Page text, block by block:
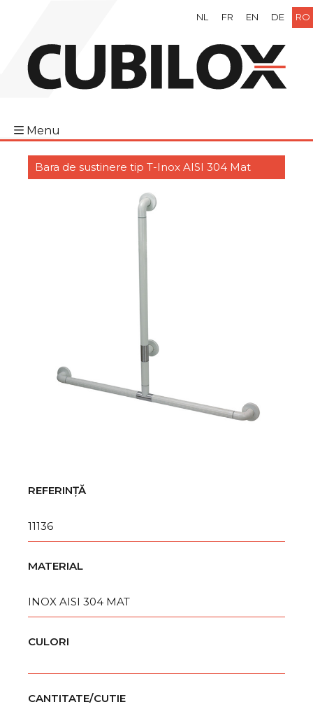
NL FR EN DE RO
Menu
Bara de sustinere tip T-Inox AISI 304 Mat
REFERINȚĂ
11136
MATERIAL
INOX AISI 304 MAT
CULORI
CANTITATE/CUTIE